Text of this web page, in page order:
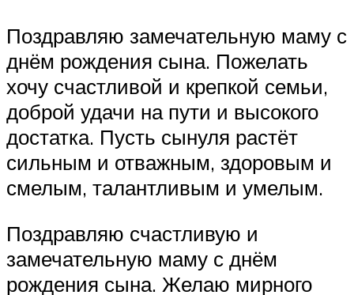
Поздравляю замечательную маму с
днём рождения сына. Пожелать
хочу счастливой и крепкой семьи,
доброй удачи на пути и высокого
достатка. Пусть сынуля растёт
сильным и отважным, здоровым и
смелым, талантливым и умелым.
Поздравляю счастливую и
замечательную маму с днём
рождения сына. Желаю мирного